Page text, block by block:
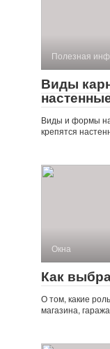
Полезная
Виды
Виды и формы
крепятся
Окна
Как
О том, какие
магазина,